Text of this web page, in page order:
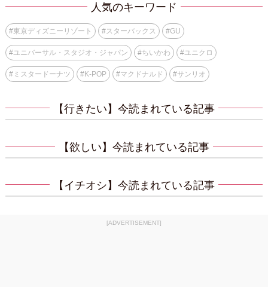
人気のキーワード
#東京ディズニーリゾート #スターバックス #GU
#ユニバーサル・スタジオ・ジャパン #ちいかわ #ユニクロ
#ミスタードーナツ #K-POP #マクドナルド #サンリオ
【行きたい】今読まれている記事
【欲しい】今読まれている記事
【イチオシ】今読まれている記事
[ADVERTISEMENT]